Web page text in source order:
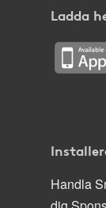
Ladda
Handla